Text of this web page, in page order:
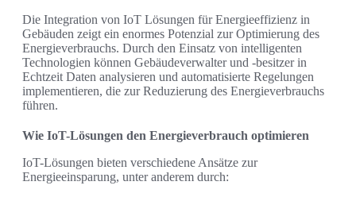
Die Integration von IoT Lösungen für Energieeffizienz in
Gebäuden zeigt ein enormes Potenzial zur Optimierung des
Energieverbrauchs. Durch den Einsatz von intelligenten
Technologien können Gebäudeverwalter und -besitzer in
Echtzeit Daten analysieren und automatisierte Regelungen
implementieren, die zur Reduzierung des Energieverbrauchs
führen.
Wie IoT-Lösungen den Energieverbrauch optimieren
IoT-Lösungen bieten verschiedene Ansätze zur
Energieeinsparung, unter anderem durch: